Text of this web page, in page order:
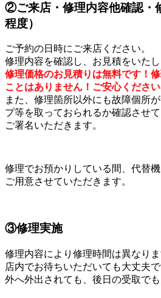
②ご来店・修理内容他確認・
程度）
ご予約の日時にご来店ください。
修理内容を確認し、お見積をいたし
修理価格のお見積りは無料です！
ことはありません！ご安心ください
また、修理箇所以外にも故障個所
プ等を取っておられるか確認させ
ご署名いただきます。
修理でお預かりしている間、代替
ご用意させていただきます。
③修理実施
修理内容により修理時間は異なりま
店内でお待ちいただいても大丈夫
外へ外出されても、後日の受取でも